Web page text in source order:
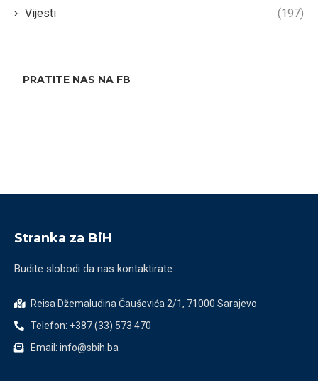
Vijesti (197)
PRATITE NAS NA FB
Stranka za BiH
Budite slobodi da nas kontaktirate.
Reisa Džemaludina Čauševića 2/1, 71000 Sarajevo
Telefon: +387 (33) 573 470
Email: info@sbih.ba